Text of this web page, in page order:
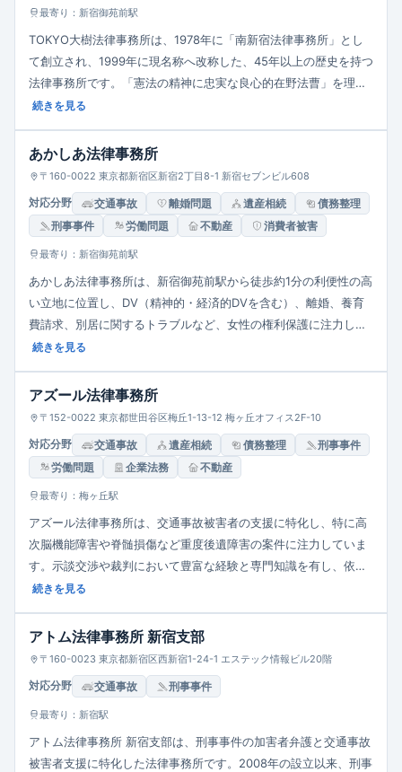
最寄り：新宿御苑前駅
TOKYO大樹法律事務所は、1978年に「南新宿法律事務所」とし
て創立され、1999年に現名称へ改称した、45年以上の歴史を持つ
法律事務所です。「憲法の精神に忠実な良心的在野法曹」を理念
に掲げ、一般民事、家事事件、労働問題、医療過誤、行政事件、
的サービスを提供しています。現在、8名の弁護士が在籍し、依
頼者の多様なニーズに対応しています。新宿御苑前駅から徒歩5
分の立地にあり、初回相談無料、事前予約により時間外や土日祝
日の対応も可能です。
続きを見る
あかしあ法律事務所
〒160-0022 東京都新宿区新宿2丁目8-1 新宿セブンビル608
対応分野 交通事故 離婚問題 遺産相続
債務整理
刑事事件
労働問題 不動産 消費者被害
最寄り：新宿御苑前駅
あかしあ法律事務所は、新宿御苑前駅から徒歩約1分の利便性の高
い立地に位置し、DV（精神的・経済的DVを含む）、離婚、養育
費請求、別居に関するトラブルなど、女性の権利保護に注力して
います。経験豊富な弁護士が在籍し、依頼者の立場に立った丁寧
電話やメールでの相談にも柔軟に対応しています。
続きを見る
アズール法律事務所
〒152-0022 東京都世田谷区梅丘1-13-12 梅ヶ丘オフィス2F-10
対応分野 交通事故 遺産相続 債務整理
刑事事件
労働問題
企業法務 不動産
最寄り：梅ヶ丘駅
アズール法律事務所は、交通事故被害者の支援に特化し、特に高
次脳機能障害や脊髄損傷など重度後遺障害の案件に注力していま
す。示談交渉や裁判において豊富な経験と専門知識を有し、依頼
者の最良の解決を目指して親身に対応しています。相談料・着手
対応の出張相談も行っており、平日10時から17時まで電話相談を
受け付けています。
続きを見る
アトム法律事務所 新宿支部
〒160-0023 東京都新宿区西新宿1-24-1 エステック情報ビル20階
対応分野 交通事故 刑事事件
最寄り：新宿駅
アトム法律事務所 新宿支部は、刑事事件の加害者弁護と交通事故
被害者支援に特化した法律事務所です。2008年の設立以来、刑事